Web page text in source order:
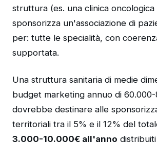
struttura (es. una clinica oncologica
sponsorizza un'associazione di
per: tutte le specialità, con
supportata.
Una struttura sanitaria di medie
budget marketing annuo di
dovrebbe destinare alle
territoriali tra il 5% e il 12% del
3.000-10.000€ all'anno